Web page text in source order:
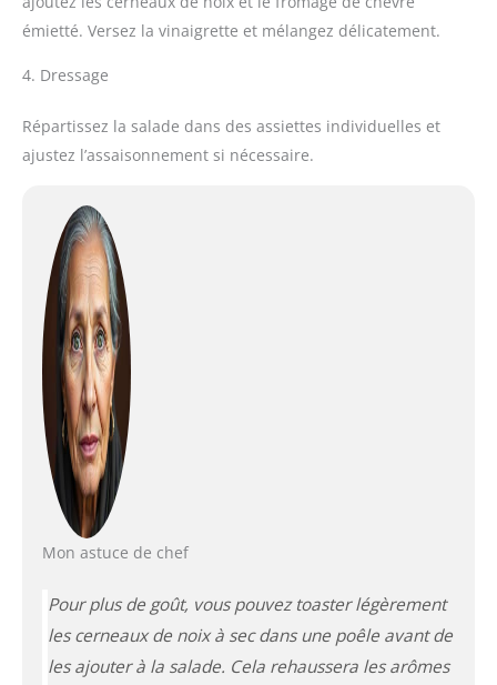
émietté. Versez la vinaigrette et mélangez délicatement.
4. Dressage
Répartissez la salade dans des assiettes individuelles et
ajustez l’assaisonnement si nécessaire.
Mon astuce de chef
Pour plus de goût, vous pouvez toaster légèrement
les cerneaux de noix à sec dans une poêle avant de
les ajouter à la salade. Cela rehaussera les arômes